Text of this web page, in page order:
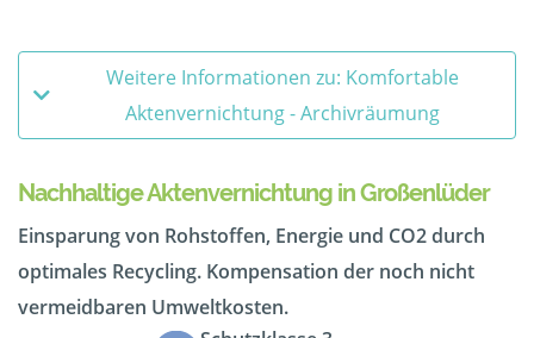
Weitere Informationen zu: Komfortable
Aktenvernichtung - Archivräumung
Nachhaltige Aktenvernichtung in Großenlüder
Einsparung von Rohstoffen, Energie und CO2 durch
optimales Recycling. Kompensation der noch nicht
vermeidbaren Umweltkosten.